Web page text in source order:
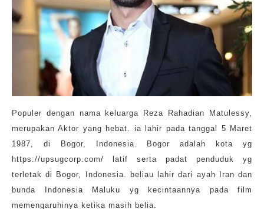
Populer dengan nama keluarga Reza Rahadian Matulessy,
merupakan Aktor yang hebat. ia lahir pada tanggal 5 Maret
1987, di Bogor, Indonesia. Bogor adalah kota yg
https://upsugcorp.com/ latif serta padat penduduk yg
terletak di Bogor, Indonesia. beliau lahir dari ayah Iran dan
bunda Indonesia Maluku yg kecintaannya pada film
memengaruhinya ketika masih belia.